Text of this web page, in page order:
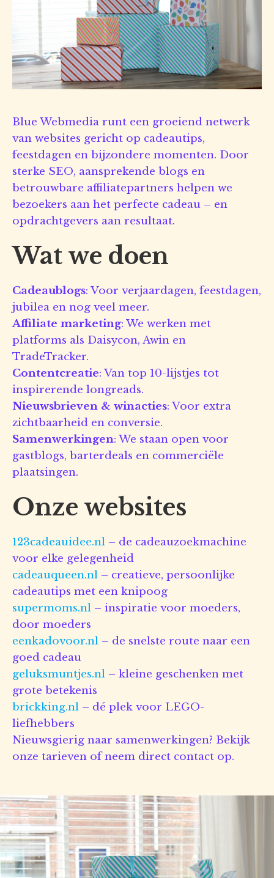
Blue Webmedia runt een groeiend netwerk
van websites gericht op cadeautips,
feestdagen en bijzondere momenten. Door
sterke SEO, aansprekende blogs en
betrouwbare affiliatepartners helpen we
bezoekers aan het perfecte cadeau – en
opdrachtgevers aan resultaat.
Wat we doen
Cadeaublogs: Voor verjaardagen, feestdagen,
jubilea en nog veel meer.
Affiliate marketing: We werken met
platforms als Daisycon, Awin en
TradeTracker.
Contentcreatie: Van top 10-lijstjes tot
inspirerende longreads.
Nieuwsbrieven & winacties: Voor extra
zichtbaarheid en conversie.
Samenwerkingen: We staan open voor
gastblogs, barterdeals en commerciële
plaatsingen.
Onze websites
123cadeauidee.nl – de cadeauzoekmachine
voor elke gelegenheid
cadeauqueen.nl – creatieve, persoonlijke
cadeautips met een knipoog
supermoms.nl – inspiratie voor moeders,
door moeders
eenkadovoor.nl – de snelste route naar een
goed cadeau
geluksmuntjes.nl – kleine geschenken met
grote betekenis
brickking.nl – dé plek voor LEGO-
liefhebbers
Nieuwsgierig naar samenwerkingen? Bekijk
onze tarieven of neem direct contact op.